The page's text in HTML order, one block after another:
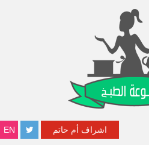
EN اشراف أم حاتم